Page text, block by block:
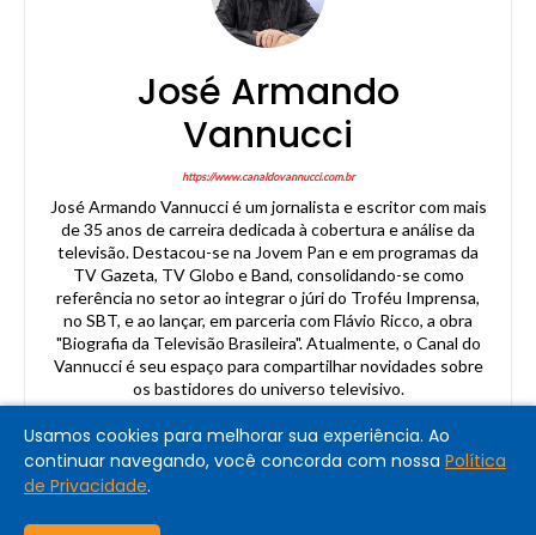
José Armando
Vannucci
https://www.canaldovannucci.com.br
José Armando Vannucci é um jornalista e escritor com mais
de 35 anos de carreira dedicada à cobertura e análise da
televisão. Destacou-se na Jovem Pan e em programas da
TV Gazeta, TV Globo e Band, consolidando-se como
referência no setor ao integrar o júri do Troféu Imprensa,
no SBT, e ao lançar, em parceria com Flávio Ricco, a obra
"Biografia da Televisão Brasileira". Atualmente, o Canal do
Vannucci é seu espaço para compartilhar novidades sobre
os bastidores do universo televisivo.
Usamos cookies para melhorar sua experiência. Ao
continuar navegando, você concorda com nossa Política
de Privacidade.